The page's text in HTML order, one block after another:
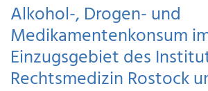
Alkohol-, Drogen- und
Medikamentenkonsum
Einzugsgebiet des
Rechtsmedizin Rostock